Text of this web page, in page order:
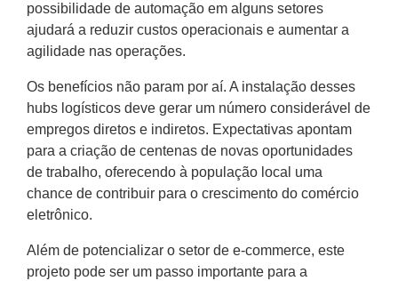
possibilidade de automação em alguns setores
ajudará a reduzir custos operacionais e aumentar a
agilidade nas operações.
Os benefícios não param por aí. A instalação desses
hubs logísticos deve gerar um número considerável de
empregos diretos e indiretos. Expectativas apontam
para a criação de centenas de novas oportunidades
de trabalho, oferecendo à população local uma
chance de contribuir para o crescimento do comércio
eletrônico.
Além de potencializar o setor de e-commerce, este
projeto pode ser um passo importante para a